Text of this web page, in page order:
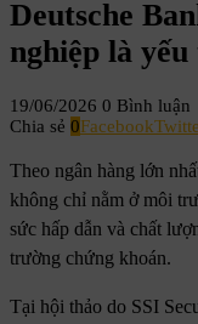
Deutsche
nghiệp là
19/06/2026 0 Bình luận
Chia sẻ 0Facebook
Theo ngân hàng lớn
không chỉ nằm ở môi
sức hấp dẫn và chất
trường chứng khoán.
Tại hội thảo do SSI